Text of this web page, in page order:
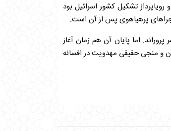
تشکیل کشور اسرائیل بود
پرهیاهوی پس از آن است.
اما پایان آن هم زمان آغاز
و منجی حقیقی مهدویت در افسانه